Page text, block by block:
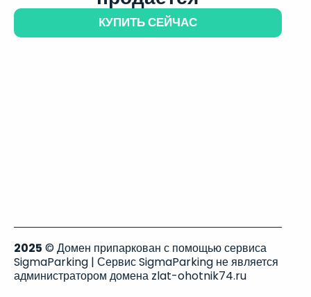
КУПИТЬ СЕЙЧАС
2025 © Домен припаркован с помощью сервиса
SigmaParking | Сервис SigmaParking не является
администратором домена zlat-ohotnik74.ru